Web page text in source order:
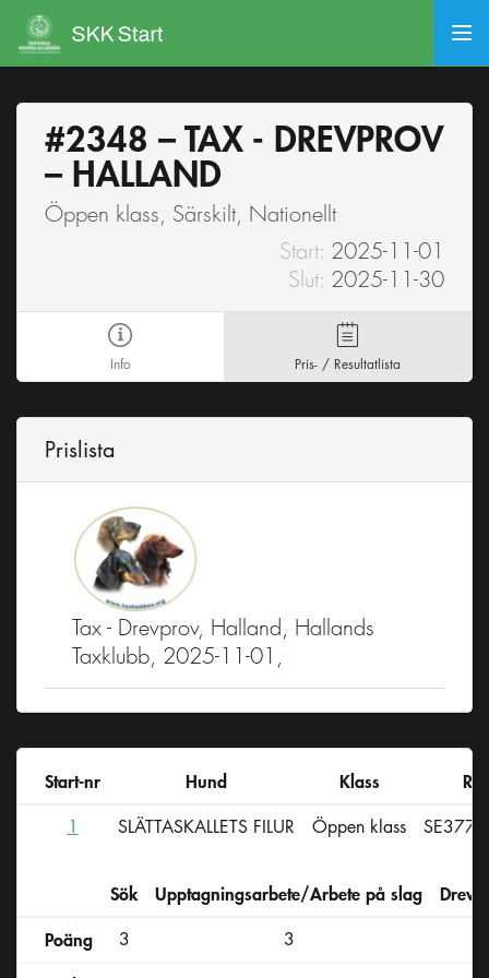
#2348 – TAX - DREVPROV
– HALLAND
Öppen klass, Särskilt, Nationellt
Start: 2025-11-01
Slut: 2025-11-30
Info Pris- / Resultatlista
Prislista
Tax - Drevprov, Halland, Hallands
Taxklubb, 2025-11-01,
Start-nr Hund Klass
1
SLÄTTASKALLETS FILUR Öppen klass
Sök Upptagningsarbete/Arbete på slag
Poäng
3 3